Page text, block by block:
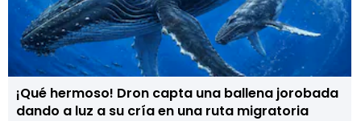
¡Qué hermoso! Dron capta una ballena jorobada
dando a luz a su cría en una ruta migratoria